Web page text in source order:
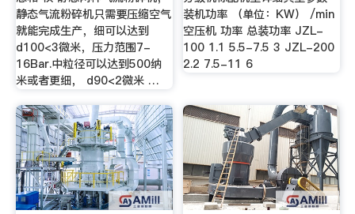
静态气流粉碎机只需要压缩空气
就能完成生产，细可以达到
d100<3微米，压力范围7-
16Bar.中粒径可以达到500纳
米或者更细， d90<2微米 …
装机功率 （单位：KW） /min
空压机 功率 总装功率 JZL-
100 1.1 5.5-7.5 3 JZL-200
2.2 7.5-11 6